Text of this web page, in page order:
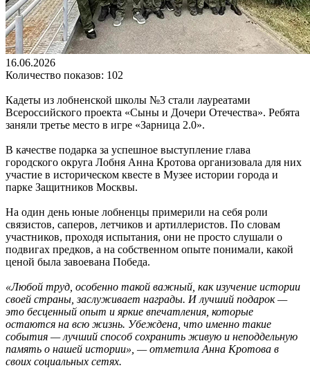
16.06.2026
Количество показов: 102
Кадеты из лобненской школы №3 стали лауреатами
Всероссийского проекта «Сыны и Дочери Отечества». Ребята
заняли третье место в игре «Зарница 2.0».
В качестве подарка за успешное выступление глава
городского округа Лобня Анна Кротова организовала для них
участие в историческом квесте в Музее истории города и
парке Защитников Москвы.
На один день юные лобненцы примерили на себя роли
связистов, саперов, летчиков и артиллеристов. По словам
участников, проходя испытания, они не просто слушали о
подвигах предков, а на собственном опыте понимали, какой
ценой была завоевана Победа.
«Любой труд, особенно такой важный, как изучение истории
своей страны, заслуживает награды. И лучший подарок —
это бесценный опыт и яркие впечатления, которые
остаются на всю жизнь. Убеждена, что именно такие
события — лучший способ сохранить живую и неподдельную
память о нашей истории», — отметила Анна Кротова в
своих социальных сетях.